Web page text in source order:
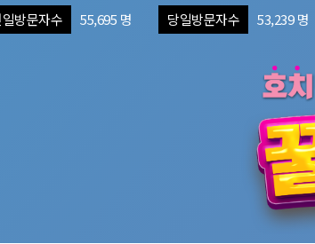
방문자수 55,695 명 당일방문자수 53,239 명